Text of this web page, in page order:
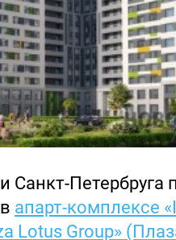
Петербруга
апарт-комплексе
Lotus Group»